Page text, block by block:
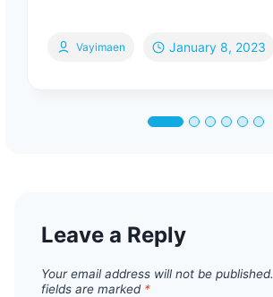
Vayimaen January 8, 2023
Leave a Reply
Your email address will not be published.
fields are marked *